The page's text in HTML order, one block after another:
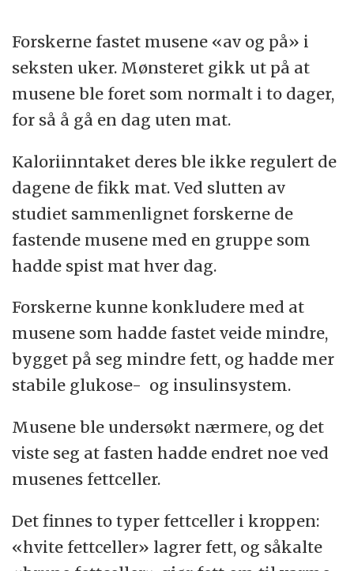
Forskerne fastet musene «av og på» i
seksten uker. Mønsteret gikk ut på at
musene ble foret som normalt i to dager,
for så å gå en dag uten mat.
Kaloriinntaket deres ble ikke regulert de
dagene de fikk mat. Ved slutten av
studiet sammenlignet forskerne de
fastende musene med en gruppe som
hadde spist mat hver dag.
Forskerne kunne konkludere med at
musene som hadde fastet veide mindre,
bygget på seg mindre fett, og hadde mer
stabile glukose- og insulinsystem.
Musene ble undersøkt nærmere, og det
viste seg at fasten hadde endret noe ved
musenes fettceller.
Det finnes to typer fettceller i kroppen:
«hvite fettceller» lagrer fett, og såkalte